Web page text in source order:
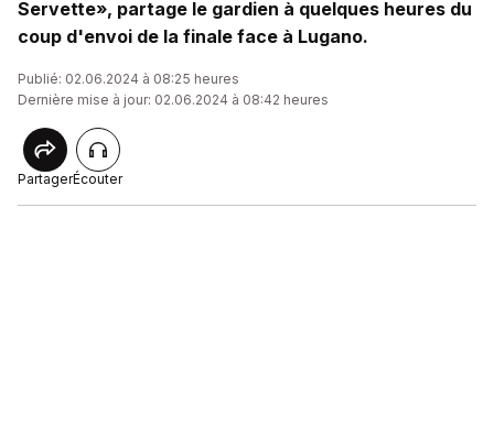
Servette», partage le gardien à quelques heures du
coup d'envoi de la finale face à Lugano.
Publié: 02.06.2024 à 08:25 heures
Dernière mise à jour: 02.06.2024 à 08:42 heures
PartagerÉcouter